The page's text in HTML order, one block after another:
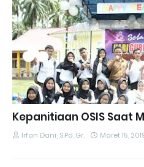
Kepanitiaan OSIS Saat
Irfan Dani, S.Pd.,Gr. Maret 15,